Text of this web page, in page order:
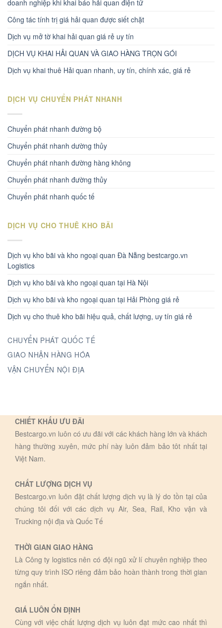
doanh nghiệp khi khai báo hải quan điện tử
Công tác tính trị giá hải quan được siết chặt
Dịch vụ mở tờ khai hải quan giá rẻ uy tín
DỊCH VỤ KHAI HẢI QUAN VÀ GIAO HÀNG TRỌN GÓI
Dịch vụ khai thuê Hải quan nhanh, uy tín, chính xác, giá rẻ
DỊCH VỤ CHUYỂN PHÁT NHANH
Chuyển phát nhanh đường bộ
Chuyển phát nhanh dường thủy
Chuyển phát nhanh đường hàng không
Chuyển phát nhanh đường thủy
Chuyển phát nhanh quốc tế
DỊCH VỤ CHO THUÊ KHO BÃI
Dịch vụ kho bãi và kho ngoại quan Đà Nẵng bestcargo.vn
Logistics
Dịch vụ kho bãi và kho ngoại quan tại Hà Nội
Dịch vụ kho bãi và kho ngoại quan tại Hải Phòng giá rẻ
Dịch vụ cho thuê kho bãi hiệu quả, chất lượng, uy tín giá rẻ
CHUYỂN PHÁT QUỐC TẾ
GIAO NHẬN HÀNG HÓA
VẬN CHUYỂN NỘI ĐỊA
CHIẾT KHẤU ƯU ĐÃI
Bestcargo.vn luôn có ưu đãi với các khách hàng lớn và khách
hàng thường xuyên, mức phí này luôn đảm bảo tôt nhất tại
Việt Nam.
CHẤT LƯỢNG DỊCH VỤ
Bestcargo.vn luôn đặt chất lượng dịch vụ là lý do tồn tại của
chúng tôi đối với các dịch vụ Air, Sea, Rail, Kho vận và
Trucking nội địa và Quốc Tế
THỜI GIAN GIAO HÀNG
Là Công ty logistics nên có đội ngũ xử lí chuyên nghiệp theo
từng quy trình ISO riêng đảm bảo hoàn thành trong thời gian
ngắn nhất.
GIÁ LUÔN ỔN ĐỊNH
Cùng với việc chất lượng dịch vụ luôn đạt mức cao nhất thì